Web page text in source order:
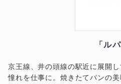
「ルパ
京王線、井の頭線の駅近に展開し
憧れを仕事に。焼きたてパンの